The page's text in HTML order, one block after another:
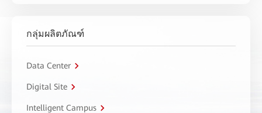
กลุ่มผลิตภัณฑ์
Data Center
Digital Site
Intelligent Campus